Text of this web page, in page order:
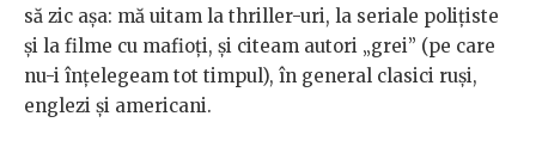
să zic așa: mă uitam la thriller-uri, la seriale polițiste
și la filme cu mafioți, și citeam autori „grei” (pe care
nu-i înțelegeam tot timpul), în general clasici ruși,
englezi și americani.